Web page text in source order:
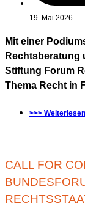
19. Mai 2026
Mit einer
Rechtsberatung
Stiftung Forum
Thema Recht in
>>> Weiterlesen
CALL FOR